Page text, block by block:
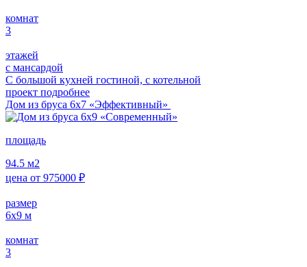
комнат
3
этажей
с мансардой
С большой кухней гостиной, с котельной
проект подробнее
Дом из бруса 6х7 «Эффективный»
площадь
94.5 м2
цена от 975000 ₽
размер
6x9 м
комнат
3